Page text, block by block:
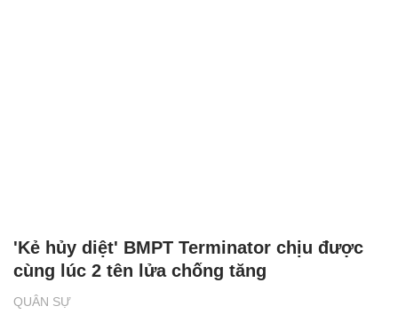
QUÂN SỰ
'Kẻ hủy diệt' BMPT Terminator chịu được
cùng lúc 2 tên lửa chống tăng